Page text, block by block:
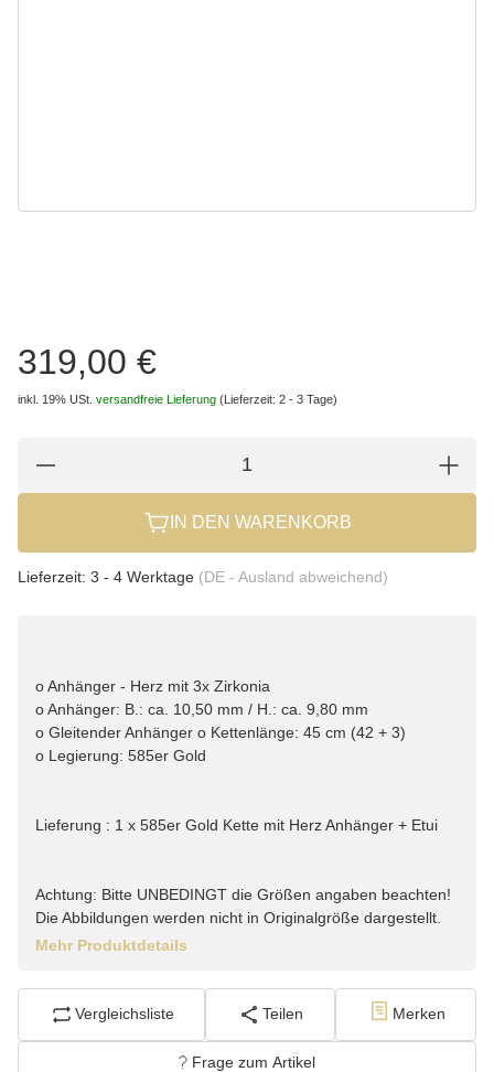
319,00 €
inkl. 19% USt. versandfreie Lieferung (Lieferzeit: 2 - 3 Tage)
IN DEN WARENKORB
Lieferzeit: 3 - 4 Werktage (DE - Ausland abweichend)
o Anhänger - Herz mit 3x Zirkonia
o Anhänger: B.: ca. 10,50 mm / H.: ca. 9,80 mm
o Gleitender Anhänger o Kettenlänge: 45 cm (42 + 3)
o Legierung: 585er Gold
Lieferung : 1 x 585er Gold Kette mit Herz Anhänger + Etui
Achtung: Bitte UNBEDINGT die Größen angaben beachten!
Die Abbildungen werden nicht in Originalgröße dargestellt.
Mehr Produktdetails
Vergleichsliste Teilen Merken
Frage zum Artikel